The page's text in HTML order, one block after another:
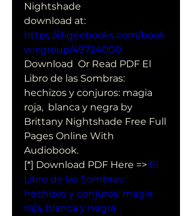
Nightshade
https://digeebooks.com/book
wixgroup/49724000
Download  Or Read PDF El
Libro de las Sombras:
hechizos y conjuros: magia
roja,  blanca y negra by
Brittany Nightshade Free Full
Pages Online With
Audiobook.
[*] Download PDF Here => El
Libro de las Sombras:
hechizos y conjuros: magia
roja, blanca y negra